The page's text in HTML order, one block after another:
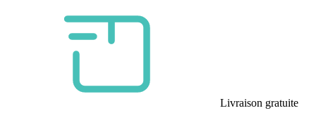
Livraison gratuite